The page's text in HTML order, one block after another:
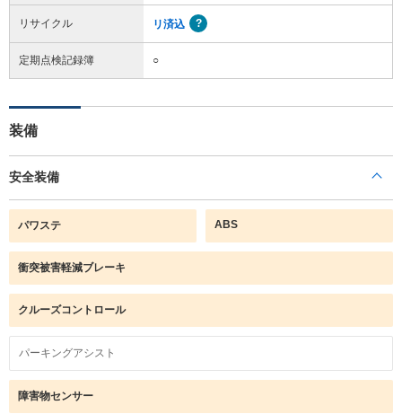
リサイクル リ済込
定期点検記録簿 ○
装備
安全装備
パワステ ABS
衝突被害軽減ブレーキ
クルーズコントロール
パーキングアシスト
障害物センサー